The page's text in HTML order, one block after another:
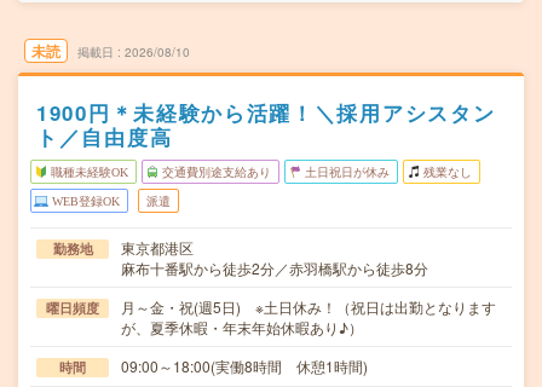
未読 掲載日 2026/08/10
1900円＊未経験から活躍！＼採用アシスタン
ト／自由度高
職種未経験OK 交通費別途支給あり 土日祝日が休み 残業なし
WEB登録OK 派遣
勤務地
東京都港区
麻布十番駅から徒歩2分／赤羽橋駅から徒歩8分
曜日頻度
月～金・祝(週5日) ※土日休み！（祝日は出勤となります
が、夏季休暇・年末年始休暇あり♪）
時間 09:00～18:00(実働8時間 休憩1時間)